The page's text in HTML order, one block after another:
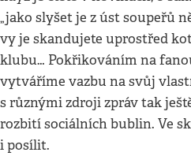
„jako slyšet je z úst soupeřů
vy je skandujete uprostřed
klubu… Pokřikováním na
vytváříme vazbu na svůj
s různými zdroji zpráv tak
rozbití sociálních bublin. Ve
i posílit.